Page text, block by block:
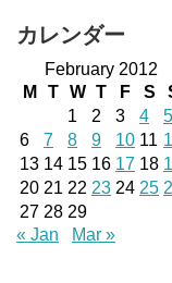
カレンダー
February 2012
M
T W T F S
1
2 3 4
5
6
7 8 9 10 11
13 14 15 16 17 18
20 21 22 23 24 25
27 28 29
« Jan
Mar »